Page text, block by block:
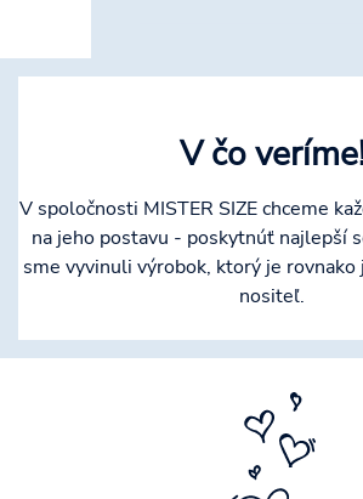
V čo
V spoločnosti MISTER SIZE chceme
na jeho postavu - poskytnúť najlepší
sme vyvinuli výrobok, ktorý je rovnako
nositeľ.